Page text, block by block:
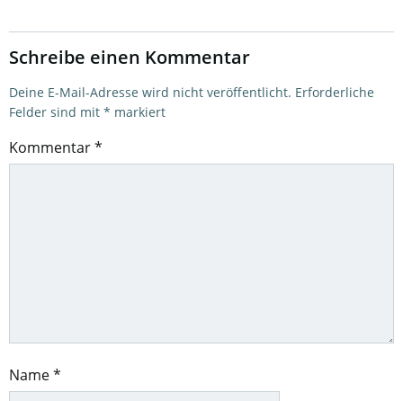
Schreibe einen Kommentar
Deine E-Mail-Adresse wird nicht veröffentlicht. Erforderliche
Felder sind mit * markiert
Kommentar*
Name*